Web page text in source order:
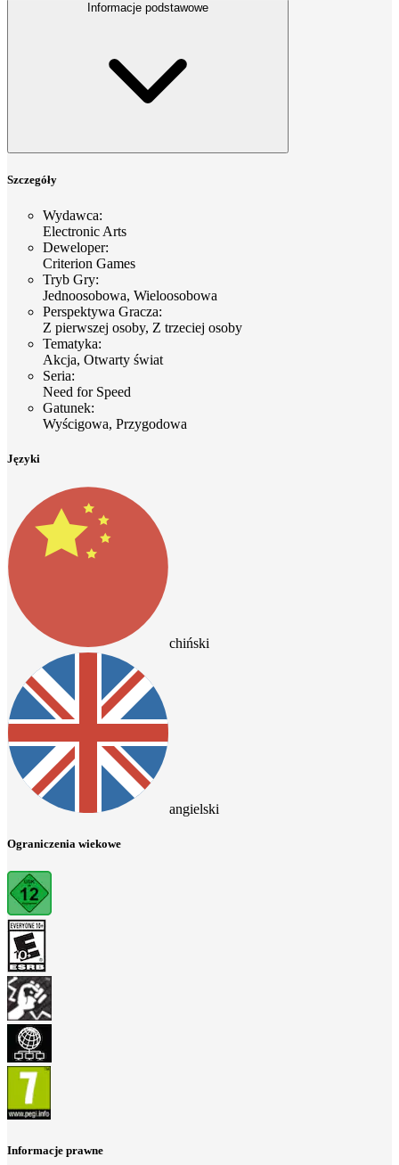
Informacje podstawowe
Szczegóły
Wydawca:
Electronic Arts
Deweloper:
Criterion Games
Tryb Gry:
Jednoosobowa, Wieloosobowa
Perspektywa Gracza:
Z pierwszej osoby, Z trzeciej osoby
Tematyka:
Akcja, Otwarty świat
Seria:
Need for Speed
Gatunek:
Wyścigowa, Przygodowa
Języki
chiński
angielski
Ograniczenia wiekowe
Informacje prawne